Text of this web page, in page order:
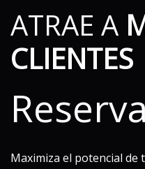
ATRAE A
CLIENTES
Maximiza el potencial de